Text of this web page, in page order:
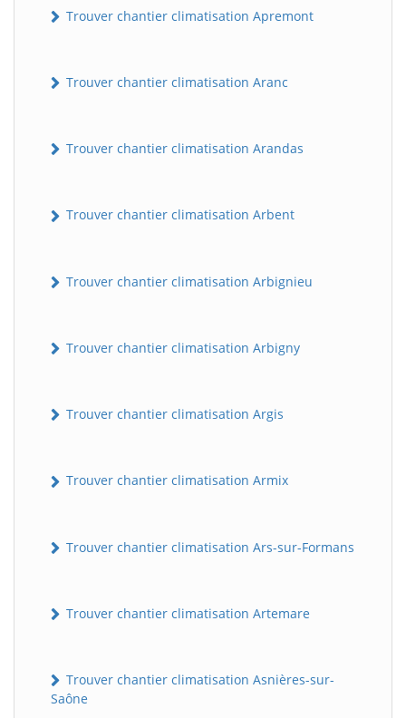
Trouver chantier climatisation Apremont
Trouver chantier climatisation Aranc
Trouver chantier climatisation Arandas
Trouver chantier climatisation Arbent
Trouver chantier climatisation Arbignieu
Trouver chantier climatisation Arbigny
Trouver chantier climatisation Argis
Trouver chantier climatisation Armix
Trouver chantier climatisation Ars-sur-Formans
Trouver chantier climatisation Artemare
Trouver chantier climatisation Asnières-sur-
Saône